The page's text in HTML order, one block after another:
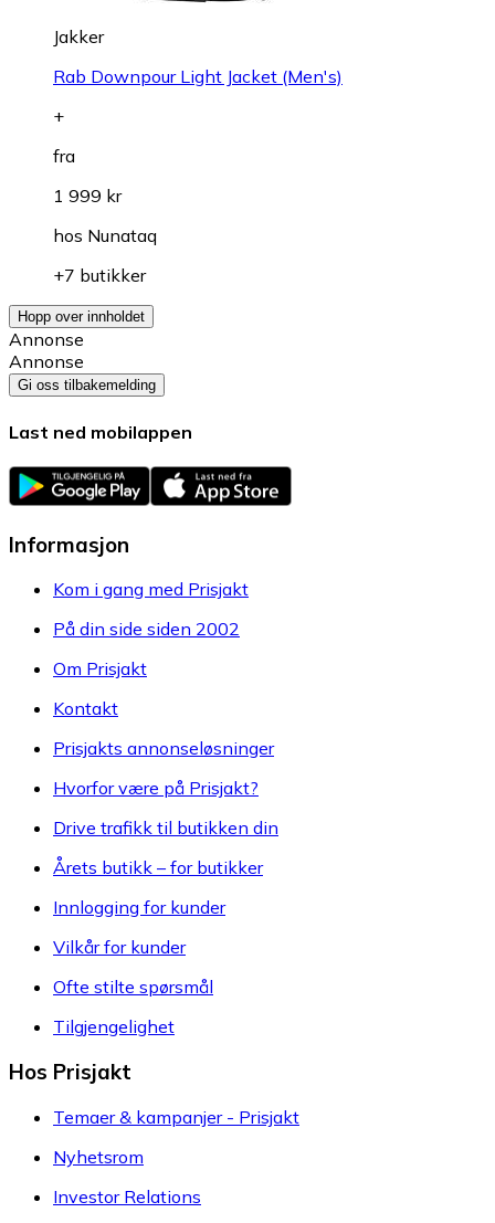
Jakker
Rab Downpour Light Jacket (Men's)
+
fra
1 999 kr
hos Nunataq
+7 butikker
Hopp over innholdet
Annonse
Annonse
Gi oss tilbakemelding
Last ned mobilappen
Informasjon
Kom i gang med Prisjakt
På din side siden 2002
Om Prisjakt
Kontakt
Prisjakts annonseløsninger
Hvorfor være på Prisjakt?
Drive trafikk til butikken din
Årets butikk – for butikker
Innlogging for kunder
Vilkår for kunder
Ofte stilte spørsmål
Tilgjengelighet
Hos Prisjakt
Temaer & kampanjer - Prisjakt
Nyhetsrom
Investor Relations